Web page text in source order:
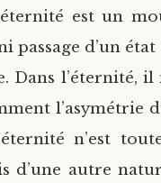
est un
d’un état
l’éternité, il
l’asymétrie
n’est
d’une autre